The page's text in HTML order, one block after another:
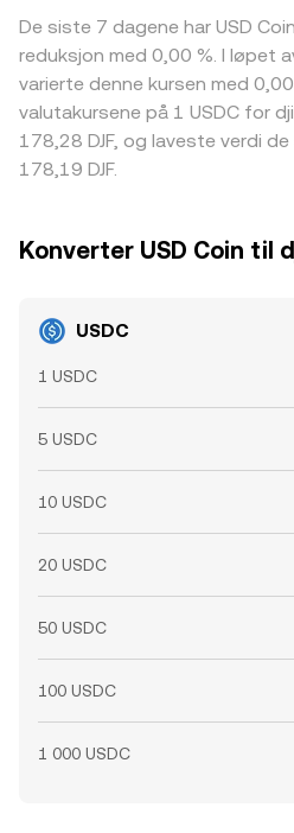
De siste 7 dagene har USD
reduksjon med 0,00 %. I løpet
varierte denne kursen med
valutakursene på 1 USDC for
178,28 DJF, og laveste verdi
178,19 DJF.
Konverter USD Coin til
USDC
1 USDC
5 USDC
10 USDC
20 USDC
50 USDC
100 USDC
1 000 USDC